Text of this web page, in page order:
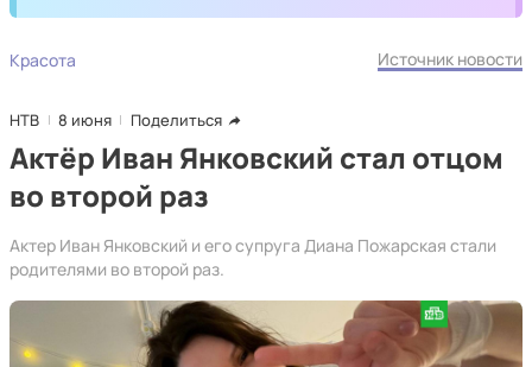
Красота Источник новости
НТВ 8 июня Поделиться
Актёр Иван Янковский стал отцом
во второй раз
Актер Иван Янковский и его супруга Диана Пожарская стали
родителями во второй раз.